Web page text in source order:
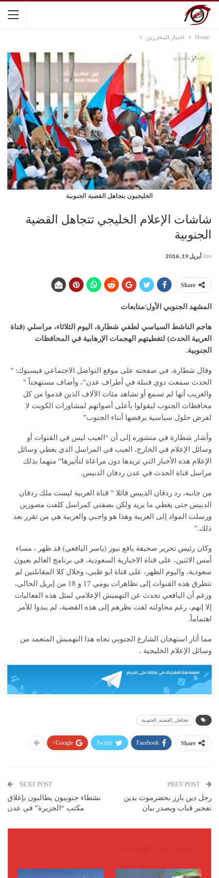
Home اختيار المحررين
الخليجيون يتجاهل القضية الجنوبية
شاشات الإعلام الخليجي تتجاهل القضية
الجنوبية
On أبريل 19, 2016
Share
المشهد الجنوبي الأول/متابعات
هاجم الناشط السياسي لطفي شطارة، اليوم الثلاثاء، مراسلي (قناة
العربية الحدث) لتغطيتهم الهجمات الإرهابية في المحافظات
الجنوبية.
وقال شطارة، في صفحته على موقع التواصل الاجتماعي فيسبوك: ”
الحدث سمعت دوي قنبلة في أطراف عدن”، وأضاف مستهجناً ”
والغريب أنها لم تسمع أو تشاهد مئات الآلاف الذين قدموا من كل
محافظات الجنوب ليقولوا بأعلى أصواتهم لمشاورات الكويت لا
لفرض حلول سياسية يرفضها أبناء الجنوب”
وأشار شطارة في منشوره إلى أن “العيب ليس في القنوات أو
وسائل الإعلام في الخارج، العيب في المراسل الذي يعطي وسائل
الإعلام هذه الأخبار التي تريدها دون مراعاة لتأثيرها” متهما بذلك
مراسل قناة الحدث في عدن ردفان الدبيس.
من جانبه، رد ردفان الدبيس قائلا ” قناة العربية ليست ملك ردفان
الدبيس حتى يغطي ما يريد ولكن بصفتي كمراسل كلفت مصورين
ورسلت المواد إلى العربية وهذا هو واجبي والعربية هي من تقرر بعد
ذلك.”
وكان رئيس تحرير صحيفة يافع نيوز (ياسر اليافعي) قد ظهر ، مساء
أمس الاثنين، على قناة الاخبارية السعودية، في برنامج العالم بعيون
سعودية، واليوم الظهر، على قناة ابو ظبي، وخلال كلا المقابلتين لم
تتطرق هذه القنوات إلى تظاهرات يومي 17 و 18 من إبريل الحالي،
ورغم أن اليافعي تحدث عن التهميش الإعلامي لمثل هذه الفعاليات
إلا إنهم، رغم محاولته لفت نظرهم إلى هذه القضية، لم يبدوا للأمر
اهتماماً.
مما أثار استهجان الشارع الجنوبي تجاه هذا التهميش المتعمد من
وسائل الإعلام الخليجية .
تتجاهل_القضية_الجنوبية
Share
Facebook
Twitter
Google+
رجل دين بارز بحضرموت يدين
تفجير قباب ويصدر بيان
NEXT POST
نشطاء جنوبيون يطالبون بإغلاق
مكتب “الجزيرة” في عدن